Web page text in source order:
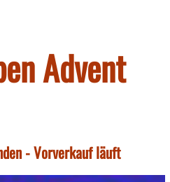
Advent
- Vorverkauf läuft